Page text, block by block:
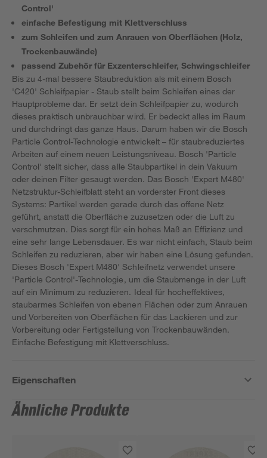
Control'
einfache Befestigung mit Klettverschluss
zum Schleifen und zum Anrauen von Oberflächen (Holz,
Trockenbauwände)
passend Zubehör für Exzenterschleifer, Schwingschleifer
Bis zu 4-mal bessere Staubreduktion als mit einem Bosch
'C420' Schleifpapier - Staub stellt beim Schleifen eines der
Hauptprobleme dar. Er setzt dein Schleifpapier zu, wodurch
dieses praktisch unbrauchbar wird. Er bedeckt alles im Raum
und durchdringt das ganze Haus. Darum haben wir die Bosch
Particle Control-Technologie entwickelt – für staubreduziertes
Arbeiten auf einem neuen Leistungsniveau. Bosch 'Particle
Control' stellt sicher, dass alle Staubpartikel in dein Vakuum
oder deinen Filter gesaugt werden. Das Bosch 'Expert M480'
Netzstruktur-Schleifblatt steht an vorderster Front dieses
Systems: Partikel werden gerade durch das offene Netz
geführt, anstatt die Oberfläche zuzusetzen oder die Luft zu
verschmutzen. Dies sorgt für ein hohes Maß an Effizienz und
eine sehr lange Lebensdauer. Es war nicht einfach, Staub beim
Schleifen zu reduzieren, aber wir haben eine Lösung gefunden.
Dieses Bosch 'Expert M480' Schleifnetz verwendet unsere
'Particle Control'-Technologie, um die Staubmenge in der Luft
auf ein Minimum zu reduzieren. Ideal für hocheffektives,
staubarmes Schleifen von ebenen Flächen oder zum Anrauen
und Vorbereiten von Oberflächen für das Lackieren und zur
Vorbereitung oder Fertigstellung von Trockenbauwänden.
Einfache Befestigung mit Klettverschluss.
Eigenschaften
Ähnliche Produkte